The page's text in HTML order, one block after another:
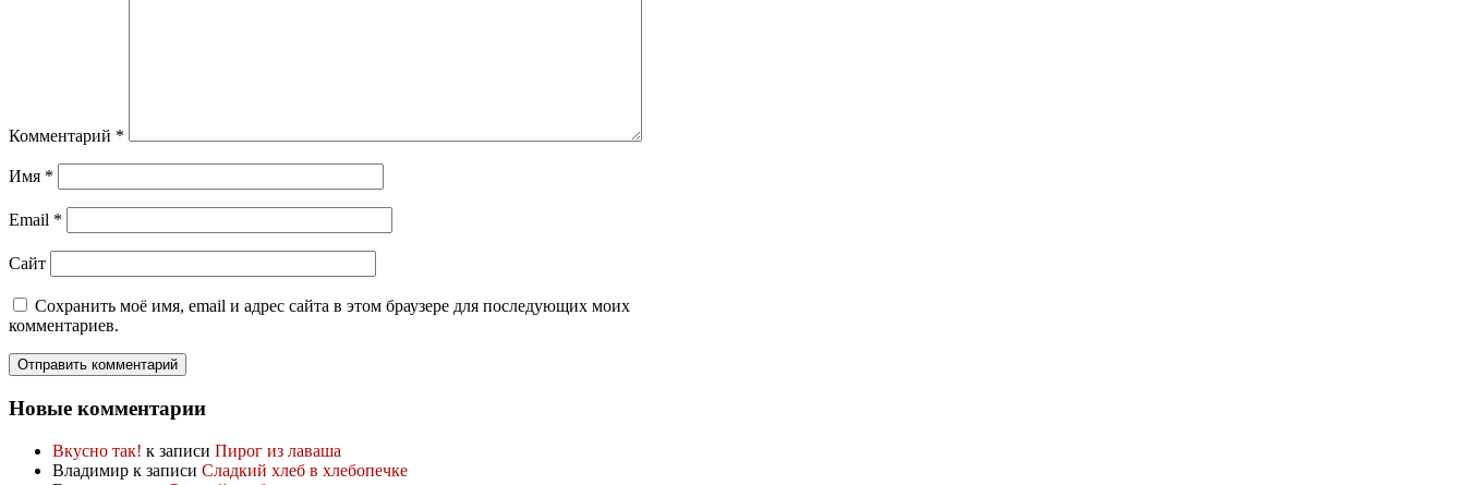
Комментарий *
Имя *
Email *
Сайт
Сохранить моё имя, email и адрес сайта в этом браузере для последующих моих
комментариев.
Новые комментарии
Вкусно так! к записи Пирог из лаваша
Владимир к записи Сладкий хлеб в хлебопечке